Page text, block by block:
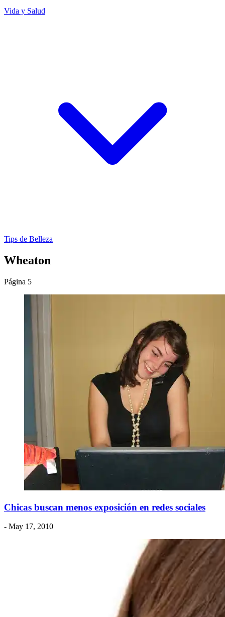
Vida y Salud
Tips de Belleza
Wheaton
Página 5
Chicas buscan menos exposición en redes sociales
- May 17, 2010